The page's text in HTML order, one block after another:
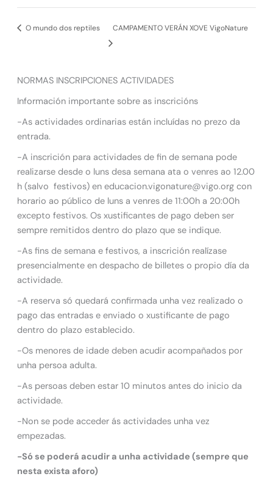
O mundo dos reptiles CAMPAMENTO VERÁN XOVE VigoNature
NORMAS INSCRIPCIONES ACTIVIDADES
Información importante sobre as inscricións
-As actividades ordinarias están incluídas no prezo da
entrada.
-A inscrición para actividades de fin de semana pode
realizarse desde o luns desa semana ata o venres ao 12.00
h (salvo festivos) en educacion.vigonature@vigo.org con
horario ao público de luns a venres de 11:00h a 20:00h
excepto festivos. Os xustificantes de pago deben ser
sempre remitidos dentro do plazo que se indique.
-As fins de semana e festivos, a inscrición realízase
presencialmente en despacho de billetes o propio día da
actividade.
-A reserva só quedará confirmada unha vez realizado o
pago das entradas e enviado o xustificante de pago
dentro do plazo establecido.
-Os menores de idade deben acudir acompañados por
unha persoa adulta.
-As persoas deben estar 10 minutos antes do inicio da
actividade.
-Non se pode acceder ás actividades unha vez
empezadas.
-Só se poderá acudir a unha actividade (sempre que
nesta exista aforo)